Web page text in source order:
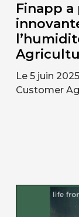
Finapp
Le 5 juin
Customer